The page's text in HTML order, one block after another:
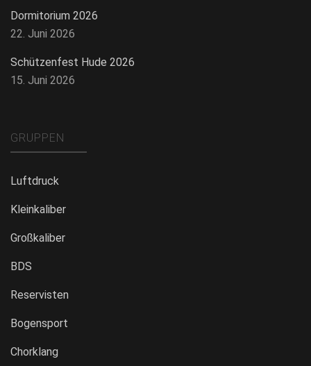
Dormitorium 2026
22. Juni 2026
Schützenfest Hude 2026
15. Juni 2026
GRUPPEN
Luftdruck
Kleinkaliber
Großkaliber
BDS
Reservisten
Bogensport
Chorklang